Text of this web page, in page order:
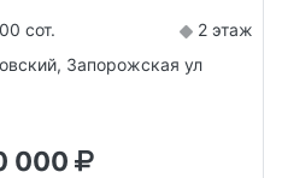
сот.
2 этаж
Запорожская ул
000